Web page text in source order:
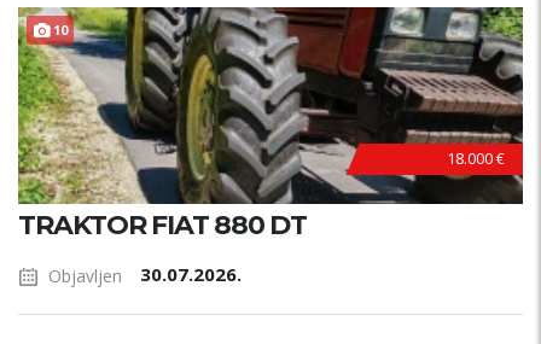
10
18.000 €
TRAKTOR FIAT 880 DT
Objavljen 30.07.2026.